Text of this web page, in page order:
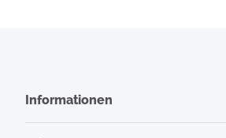
Informationen